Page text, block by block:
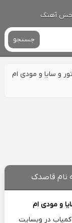
آهنگ
جستجو
و سایا و مودی ام
نام قاصدک
و مودی ام
کمیاب در وبسایت